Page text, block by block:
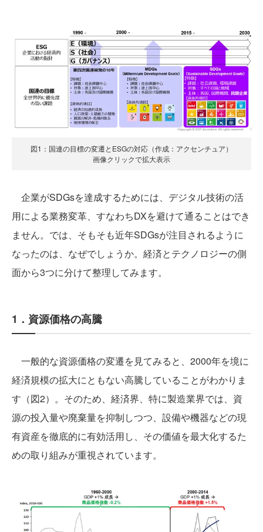
図1：国連の目標の変遷とESGの対応（作成：アクセンチュア）
画像クリックで拡大表示
企業がSDGsを達成するためには、デジタル技術の活
用による業務変革、すなわちDXを避けて通ることはでき
ません。では、そもそも近年SDGsが注目されるように
なったのは、なぜでしょうか。経済とテクノロジーの側
面から3つに分けて整理してみます。
1．資源価格の高騰
一般的な資源価格の変遷を見てみると、2000年を境に
経済規模の拡大にともない高騰していることがわかりま
す（図2）。そのため、経済界、特に製造業界では、資
源の投入量や廃棄量を抑制しつつ、設備や機器などの現
有資産を徹底的に有効活用し、その価値を最大化するた
めの取り組みが重視されています。